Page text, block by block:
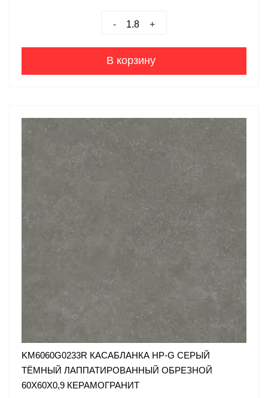
- +
В корзину
KM6060G0233R КАСАБЛАНКА HP-G СЕРЫЙ
ТЁМНЫЙ ЛАППАТИРОВАННЫЙ ОБРЕЗНОЙ
60X60X0,9 КЕРАМОГРАНИТ